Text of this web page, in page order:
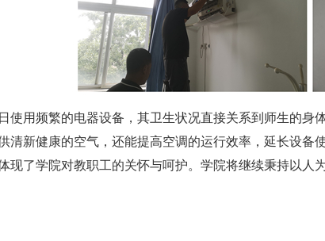
使用频繁的电器设备，其卫生状况直接关系到师生的
清新健康的空气，还能提高空调的运行效率，延长设
现了学院对教职工的关怀与呵护。学院将继续秉持以